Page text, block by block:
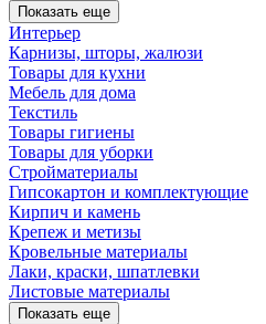
Показать еще
Интерьер
Карнизы, шторы, жалюзи
Товары для кухни
Мебель для дома
Текстиль
Товары гигиены
Товары для уборки
Стройматериалы
Гипсокартон и комплектующие
Кирпич и камень
Крепеж и метизы
Кровельные материалы
Лаки, краски, шпатлевки
Листовые материалы
Показать еще